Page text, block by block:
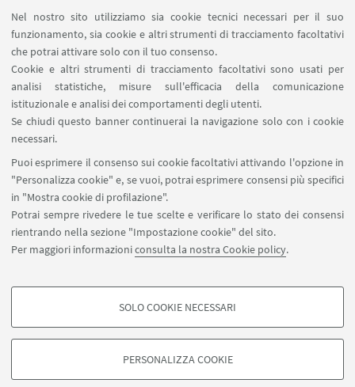
Nel nostro sito utilizziamo sia cookie tecnici necessari per il suo
funzionamento, sia cookie e altri strumenti di tracciamento facoltativi
che potrai attivare solo con il tuo consenso.
Cookie e altri strumenti di tracciamento facoltativi sono usati per
analisi statistiche, misure sull'efficacia della comunicazione
istituzionale e analisi dei comportamenti degli utenti.
Se chiudi questo banner continuerai la navigazione solo con i cookie
necessari.
Puoi esprimere il consenso sui cookie facoltativi attivando l'opzione in
"Personalizza cookie" e, se vuoi, potrai esprimere consensi più specifici
in "Mostra cookie di profilazione".
Potrai sempre rivedere le tue scelte e verificare lo stato dei consensi
rientrando nella sezione "Impostazione cookie" del sito.
Per maggiori informazioniconsulta la nostra Cookie policy.
COOKIE DI PROFILAZIONE - FACOLTATIVI
degli utenti, creare profili in base al loro comportamento sul sito, per analisi
di marketing.
SOLO COOKIE NECESSARI
PERSONALIZZA COOKIE
Quali lingue si studiano al LILEC? La
presentazione degli studenti
In che modo lingue diverse
"impacchettano" il significato nelle
parole? Il progetto "Diversità